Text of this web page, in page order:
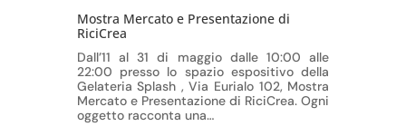
Mostra Mercato e Presentazione di
RiciCrea
Dall’11 al 31 di maggio dalle 10:00 alle
22:00 presso lo spazio espositivo della
Gelateria Splash , Via Eurialo 102, Mostra
Mercato e Presentazione di RiciCrea. Ogni
oggetto racconta una…